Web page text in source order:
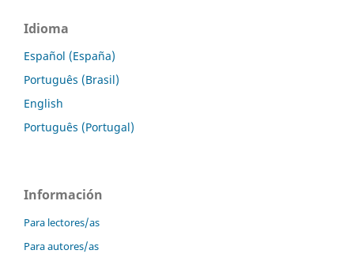
Idioma
Español (España)
Português (Brasil)
English
Português (Portugal)
Información
Para lectores/as
Para autores/as